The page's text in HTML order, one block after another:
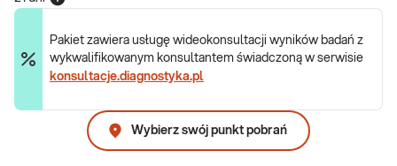
Pakiet zawiera usługę wideokonsultacji wyników badań z
wykwalifikowanym konsultantem świadczoną w serwisie
konsultacje.diagnostyka.pl
Wybierz swój punkt pobrań